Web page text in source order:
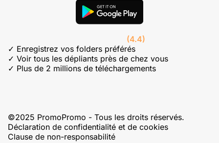
(4.4)
✓ Enregistrez vos folders préférés
✓ Voir tous les dépliants près de chez vous
✓ Plus de 2 millions de téléchargements
©2025 PromoPromo - Tous les droits réservés.
Déclaration de confidentialité et de cookies
Clause de non-responsabilité